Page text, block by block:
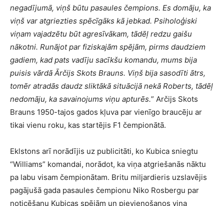
negadījumā, viņš būtu pasaules čempions. Es domāju, ka
viņš var atgriezties spēcīgāks kā jebkad. Psiholoģiski
viņam vajadzētu būt agresīvākam, tādēļ redzu gaišu
nākotni. Runājot par fiziskajām spējām, pirms daudziem
gadiem, kad pats vadīju sacīkšu komandu, mums bija
puisis vārdā Ārčijs Skots Brauns. Viņš bija sasodīti ātrs,
tomēr atradās daudz sliktākā situācijā nekā Roberts, tādēļ
nedomāju, ka savainojums viņu apturēs.” Arčijs Skots
Brauns 1950-tajos gados kļuva par vienīgo braucēju ar
tikai vienu roku, kas startējis F1 čempionātā.
Eklstons arī norādījis uz publicitāti, ko Kubica sniegtu
“Williams” komandai, norādot, ka viņa atgriešanās nāktu
pa labu visam čempionātam. Britu miljardieris uzslavējis
pagājušā gada pasaules čempionu Niko Rosbergu par
noticēšanu Kubicas spējām un pievienošanos viņa